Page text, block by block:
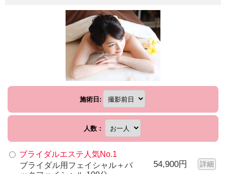
施術日:
人数：
ブライダルエステ人気No.1
ブライダル用フェイシャル＋バ
54,900円 詳細